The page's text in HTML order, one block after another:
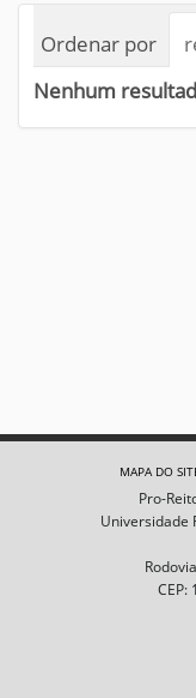
Ordenar por
Nenhum
MAPA DO
Pro-
Universidade
CEP: